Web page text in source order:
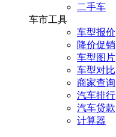
二手车
车市工具
车型报价
降价促销
车型图片
车型对比
商家查询
汽车排行
汽车贷款
计算器